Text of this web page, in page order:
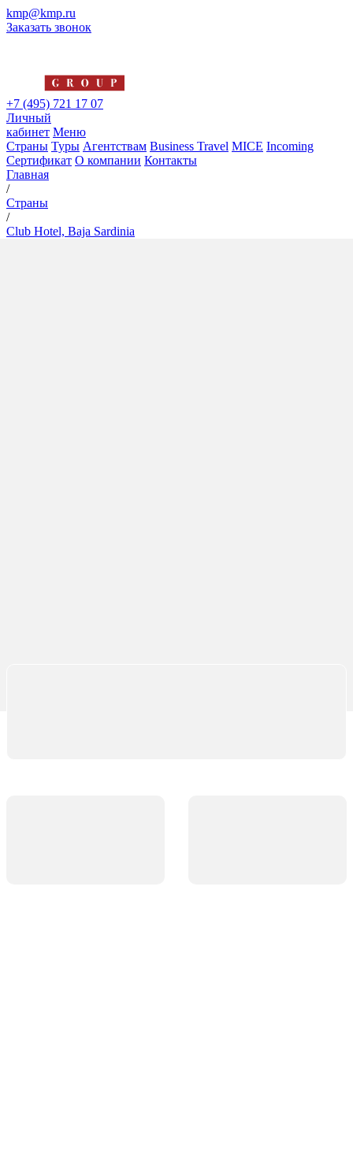
kmp@kmp.ru
Заказать звонок
+7 (495) 721 17 07
Личный
кабинет Меню
Страны Туры Агентствам Business Travel MICE Incoming
Сертификат О компании Контакты
Главная
/
Страны
/
Club Hotel, Baja Sardinia